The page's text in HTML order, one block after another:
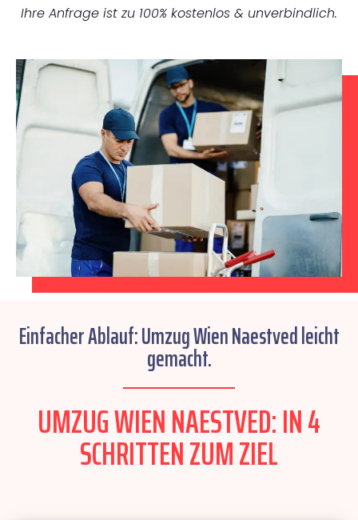
Ihre Anfrage ist zu 100% kostenlos & unverbindlich.
Einfacher Ablauf: Umzug Wien Naestved leicht
gemacht.
UMZUG WIEN NAESTVED: IN 4
SCHRITTEN ZUM ZIEL